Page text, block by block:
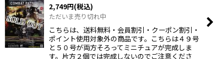
2,749円(税込)
ただいま売り切れ中
こちらは、送料無料・会員割引・クーポン割引・
ポイント使用対象外の商品です。こちらは４９号
と５０号が両方そろってミニチュアが完成しま
す。片方２個では完成しないのでご注意くださ